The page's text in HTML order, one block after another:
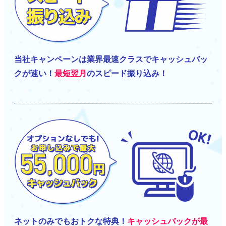
当社キャンペーンは業界最速クラスでキャッシュバッ
クが速い！ 最短翌月 のスピード振り込み！
ネットのみでもおトクな特典！ キャッシュバックが最